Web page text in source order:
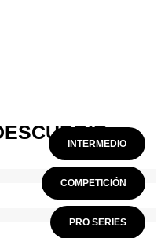
INTERMEDIO
COMPETICIÓN
PRO SERIES